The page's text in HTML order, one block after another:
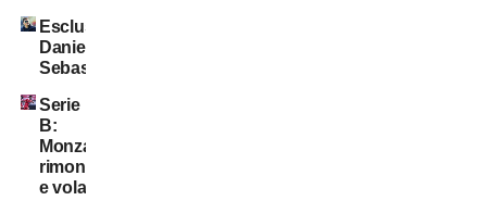
Esclusiva:
Daniele
Sebastiani
Serie
B:
Monza
rimonta
e vola